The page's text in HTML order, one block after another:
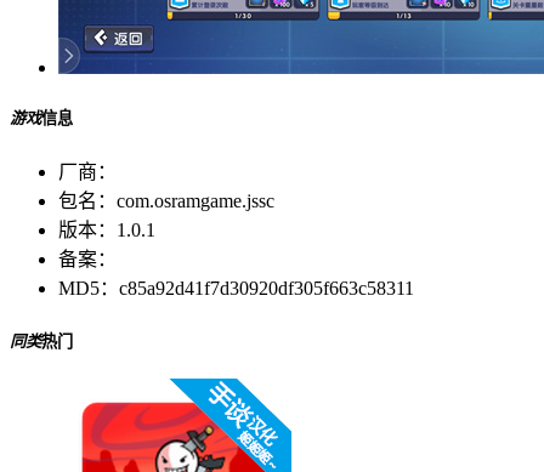
游戏信息
厂商：
包名： com.osramgame.jssc
版本： 1.0.1
备案：
MD5： c85a92d41f7d30920df305f663c58311
同类热门